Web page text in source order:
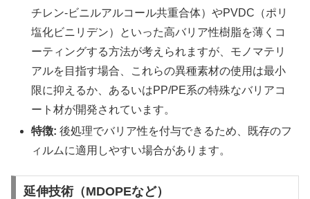
チレン-ビニルアルコール共重合体）やPVDC（ポリ
塩化ビニリデン）といった高バリア性樹脂を薄くコ
ーティングする方法が考えられますが、モノマテリ
アルを目指す場合、これらの異種素材の使用は最小
限に抑えるか、あるいはPP/PE系の特殊なバリアコ
ート材が開発されています。
特徴: 後処理でバリア性を付与できるため、既存のフ
ィルムに適用しやすい場合があります。
延伸技術（MDOPEなど）